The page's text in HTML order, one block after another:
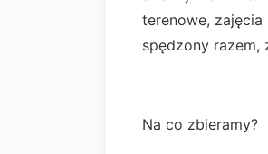
terenowe,
spędzony razem,
Na co zbieramy?